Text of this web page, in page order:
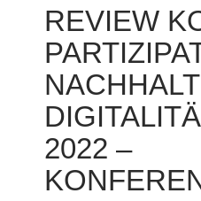
REVIEW
2022 –